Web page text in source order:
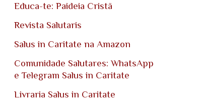
Educa-te: Paideia Cristã
Revista Salutaris
Salus in Caritate na Amazon
Comunidade Salutares: WhatsApp
e Telegram Salus in Caritate
Livraria Salus in Caritate